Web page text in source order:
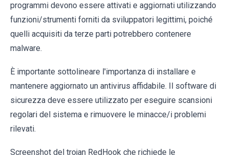
programmi devono essere attivati e aggiornati utilizzando
funzioni/strumenti forniti da sviluppatori legittimi, poiché
quelli acquisiti da terze parti potrebbero contenere
malware.
È importante sottolineare l'importanza di installare e
mantenere aggiornato un antivirus affidabile. Il software di
sicurezza deve essere utilizzato per eseguire scansioni
regolari del sistema e rimuovere le minacce/i problemi
rilevati.
Screenshot del trojan RedHook che richiede le